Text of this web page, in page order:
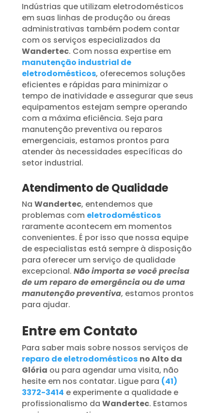
Indústrias que utilizam eletrodomésticos
em suas linhas de produção ou áreas
administrativas também podem contar
com os serviços especializados da
Wandertec. Com nossa expertise em
manutenção industrial de
eletrodomésticos, oferecemos soluções
eficientes e rápidas para minimizar o
tempo de inatividade e assegurar que seus
equipamentos estejam sempre operando
com a máxima eficiência. Seja para
manutenção preventiva ou reparos
emergenciais, estamos prontos para
atender às necessidades específicas do
setor industrial.
Atendimento de Qualidade
Na Wandertec, entendemos que
problemas com eletrodomésticos
raramente acontecem em momentos
convenientes. É por isso que nossa equipe
de especialistas está sempre à disposição
para oferecer um serviço de qualidade
excepcional. Não importa se você precisa
de um reparo de emergência ou de uma
manutenção preventiva, estamos prontos
para ajudar.
Entre em Contato
Para saber mais sobre nossos serviços de
reparo de eletrodomésticos no Alto da
Glória ou para agendar uma visita, não
hesite em nos contatar. Ligue para (41)
3372-3414 e experimente a qualidade e
profissionalismo da Wandertec. Estamos